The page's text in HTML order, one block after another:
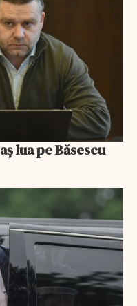
lua pe Băsescu